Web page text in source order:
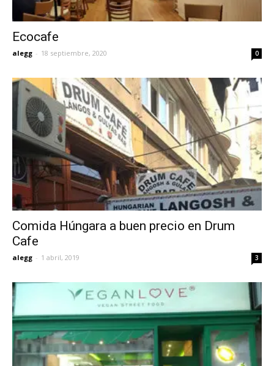
Ecocafe
alegg - 18 septiembre, 2020 0
Comida Húngara a buen precio en Drum
Cafe
alegg - 1 abril, 2019 3